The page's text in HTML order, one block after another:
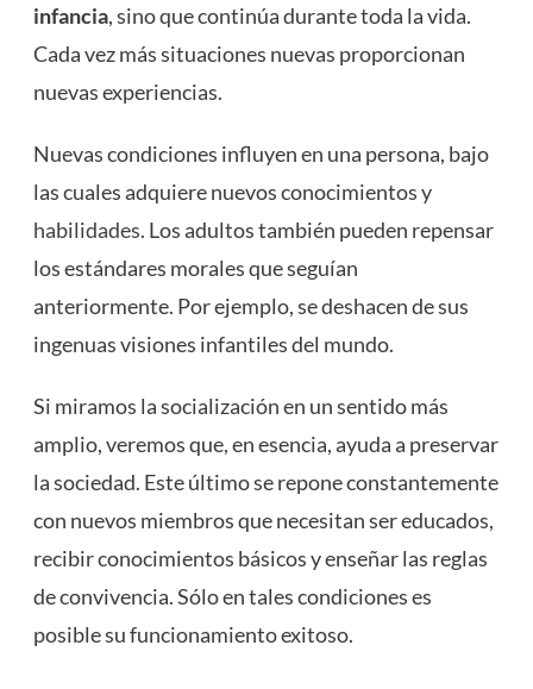
infancia, sino que continúa durante toda la vida.
Cada vez más situaciones nuevas proporcionan
nuevas experiencias.
Nuevas condiciones influyen en una persona, bajo
las cuales adquiere nuevos conocimientos y
habilidades. Los adultos también pueden repensar
los estándares morales que seguían
anteriormente. Por ejemplo, se deshacen de sus
ingenuas visiones infantiles del mundo.
Si miramos la socialización en un sentido más
amplio, veremos que, en esencia, ayuda a preservar
la sociedad. Este último se repone constantemente
con nuevos miembros que necesitan ser educados,
recibir conocimientos básicos y enseñar las reglas
de convivencia. Sólo en tales condiciones es
posible su funcionamiento exitoso.